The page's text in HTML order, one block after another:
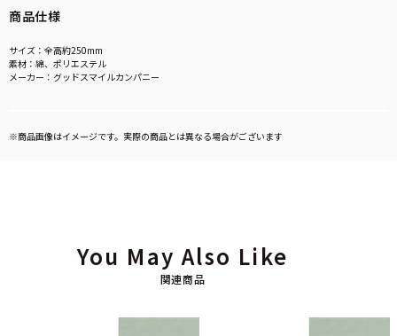
商品仕様
サイズ：全高約250mm
素材：綿、ポリエステル
メーカー：グッドスマイルカンパニー
※商品画像はイメージです。実際の商品とは異なる場合がございます
関連商品
You May Also Like